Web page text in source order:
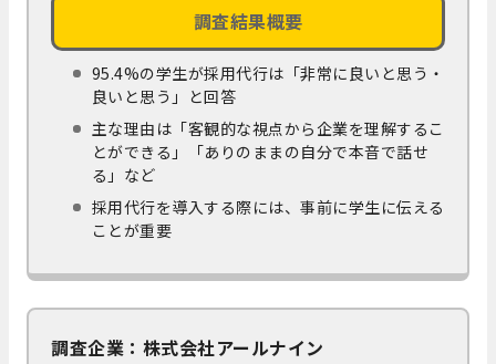
調査結果概要
95.4%の学生が採用代行は「非常に良いと思う・
良いと思う」と回答
主な理由は「客観的な視点から企業を理解するこ
とができる」「ありのままの自分で本音で話せ
る」など
採用代行を導入する際には、事前に学生に伝える
ことが重要
調査企業：株式会社アールナイン